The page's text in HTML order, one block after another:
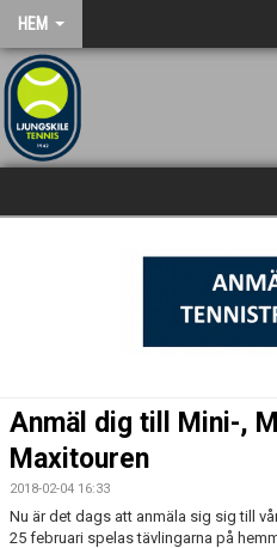
HEM
Anmäl dig till Mini-,
Maxitouren
2018-02-04 16:33
Nu är det dags att anmäla sig sig till
25 februari spelas tävlingarna på